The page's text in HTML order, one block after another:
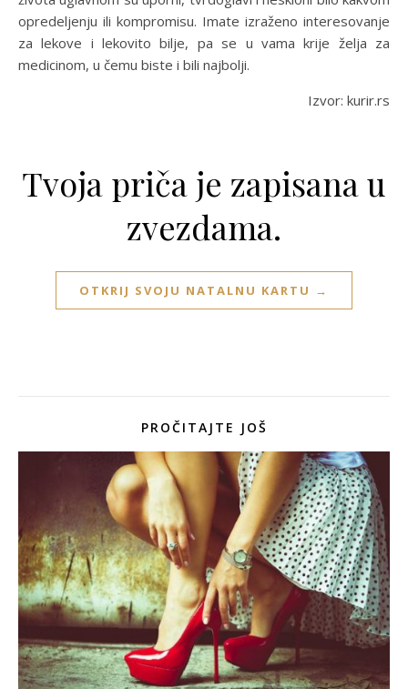
opredeljenju ili kompromisu. Imate izraženo interesovanje
za lekove i lekovito bilje, pa se u vama krije želja za
medicinom, u čemu biste i bili najbolji.
Izvor: kurir.rs
Tvoja priča je zapisana u
zvezdama.
OTKRIJ SVOJU NATALNU KARTU →
PROČITAJTE JOŠ